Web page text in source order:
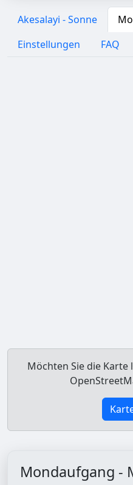
Akesalayi - Sonne
Einstellungen
FAQ
Möchten Sie die Karte
Mondaufgang -